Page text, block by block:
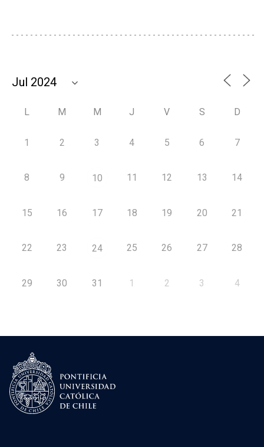
L M M J V S D
1 2 3 4 5 6 7
8 9 10 11 12 13 14
15 16 17 18 19 20 21
22 23 24 25 26 27 28
29 30 31 1 2 3 4